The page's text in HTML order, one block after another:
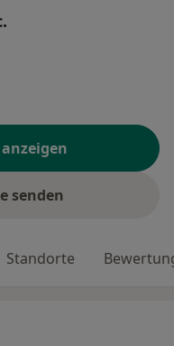
senden
Standorte